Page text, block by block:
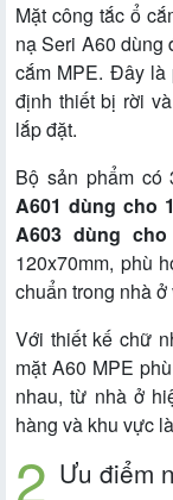
Mặt công tắc ổ
nạ Seri A60 dùng
cắm MPE. Đây là
định thiết bị rời
lắp đặt.
Bộ sản phẩm có
A601 dùng cho
A603 dùng
120x70mm, phù
chuẩn trong nhà
Với thiết kế chữ
mặt A60 MPE
nhau, từ nhà ở
hàng và khu vực
Ưu điểm